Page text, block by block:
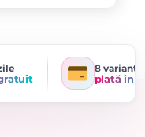
8 variante
plată în